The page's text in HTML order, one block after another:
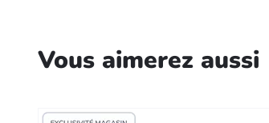
Vous aimerez aussi